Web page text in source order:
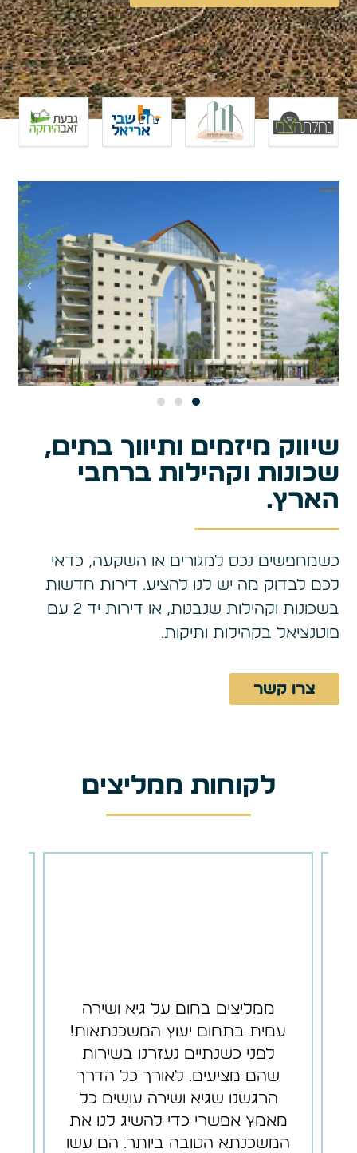
שיווק מיזמים ותיווך בתים,
שכונות וקהילות ברחבי
הארץ.
כשמחפשים נכס למגורים או השקעה, כדאי
לכם לבדוק מה יש לנו להציע. דירות חדשות
בשכונות וקהילות שנבנות, או דירות יד 2 עם
פוטנציאל בקהילות ותיקות.
צרו קשר
לקוחות ממליצים
ממליצים בחום על גיא ושירה
עמית בתחום יעוץ המשכנתאות!
לפני כשנתיים נעזרנו בשירות
שהם מציעים. לאורך כל הדרך
הרגשנו שגיא ושירה עושים כל
מאמץ אפשרי כדי להשיג לנו את
המשכנתא הטובה ביותר. הם עשו